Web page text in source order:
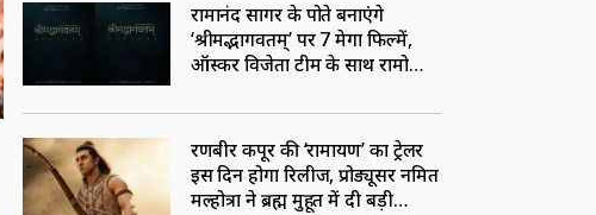
रामानंद सागर के पोते बनाएंगे
‘श्रीमद्भागवतम्’ पर 7 मेगा फिल्में,
ऑस्कर विजेता टीम के साथ रामोजी
रणबीर कपूर की ‘रामायण’ का ट्रेलर
इस दिन होगा रिलीज, प्रोड्यूसर नमित
मल्होत्रा ने ब्रह्म मुहूर्त में दी बड़ी